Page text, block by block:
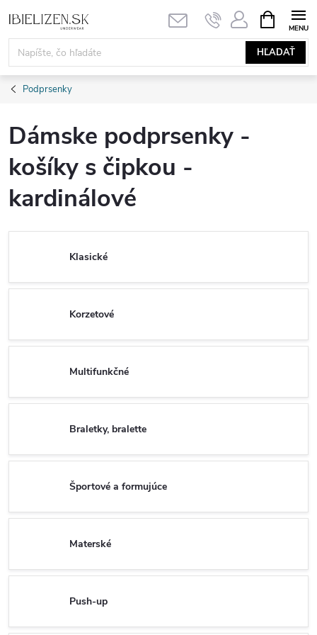
na
obsah
HĽADAŤ
KOŠÍK
Podprsenky
Dámske podprsenky -
košíky s čipkou -
kardinálové
Klasické
Korzetové
Multifunkčné
Braletky, bralette
Športové a formujúce
Materské
Push-up